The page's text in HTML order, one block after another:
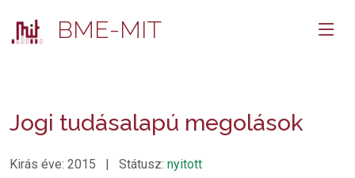
BME-MIT
Jogi tudásalapú megolások
Kirás éve: 2015 | Státusz: nyitott